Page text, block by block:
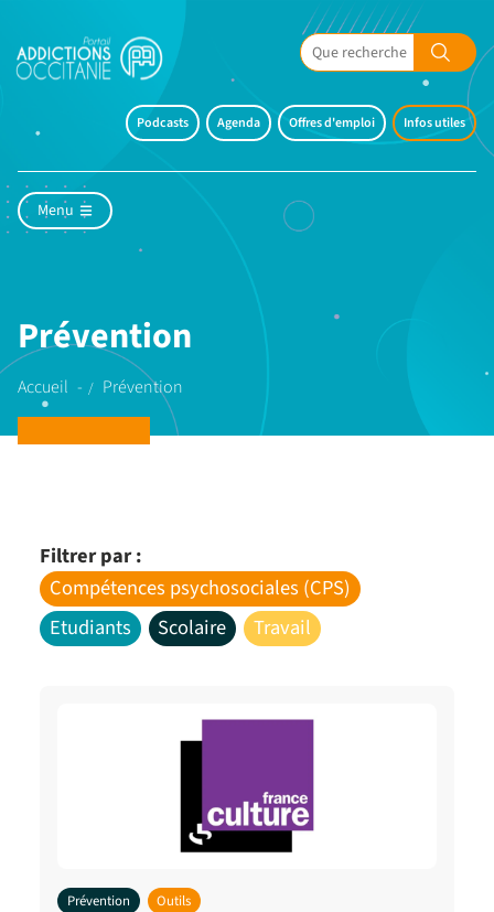
Podcasts Agenda Offres d'emploi Infos utiles
Menu
Prévention
Accueil Prévention
Filtrer par :
Compétences psychosociales (CPS)
Etudiants
Scolaire Travail
Prévention Outils